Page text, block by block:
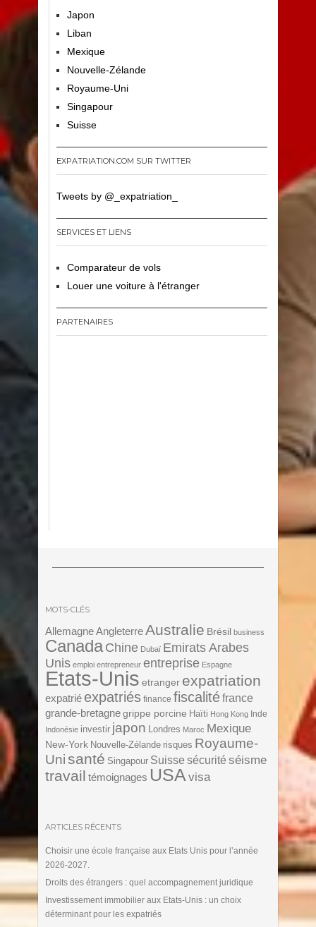
Japon
Liban
Mexique
Nouvelle-Zélande
Royaume-Uni
Singapour
Suisse
EXPATRIATION.COM SUR TWITTER
Tweets by @_expatriation_
SERVICES ET LIENS
Comparateur de vols
Louer une voiture à l'étranger
PARTENAIRES
MOTS-CLÉS
Allemagne AngleterreAustralie Brésil business
Canada Chine Dubaï Emirats Arabes
Unis emploi entrepreneur entreprise Espagne
Etats-Unis etranger expatriation
expatrié expatriés finance fiscalitéfrance
grande-bretagne grippe porcine Haïti Hong Kong Inde
Indonésie investir japon Londres Maroc Mexique
New-York Nouvelle-Zélande risques Royaume-
Unisanté Singapour Suisse sécurité séisme
travail témoignages USA visa
ARTICLES RÉCENTS
Choisir une école française aux Etats Unis pour l’année
2026-2027.
Droits des étrangers : quel accompagnement juridique
Investissement immobilier aux Etats-Unis : un choix
déterminant pour les expatriés